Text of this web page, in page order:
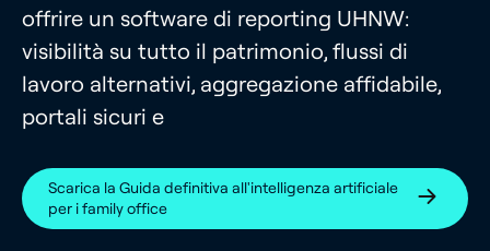
offrire un software di reporting UHNW:
visibilità su tutto il patrimonio, flussi di
lavoro alternativi, aggregazione affidabile,
portali sicuri e
Scarica la Guida definitiva all'intelligenza artificiale
per i family office